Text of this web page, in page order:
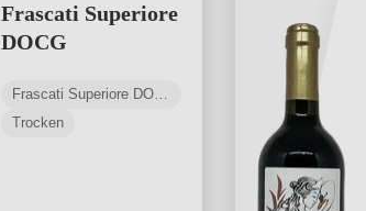
Frascati Superiore
DOCG
Frascati Superiore DOCG
Trocken